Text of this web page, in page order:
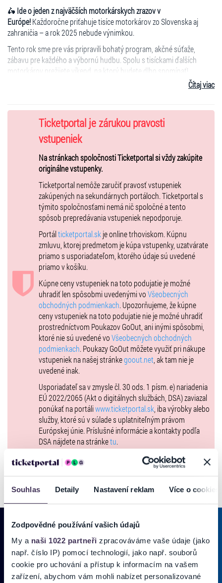
Souhlas Detaily Nastavení reklam Více o cookies
Zodpovědné používání vašich údajů
My a naši 1022 partneři zpracováváme vaše údaje (jako
např. číslo IP) pomocí technologií, jako např. souborů
cookie pro uchování a přístup k informacím na vašem
zařízení, abychom vám mohli nabízet personalizované
🛵 Ide o jeden z najväčších motorkárskych zrazov v
Európe!Každoročne priťahuje tisíce motorkárov zo Slovenska aj
zahraničia – a rok 2025 nebude výnimkou.
Tento rok sme pre vás pripravili bohatý program, akčné súťaže,
zábavu pre každého a výbornú hudbu. Spolu s tisíckami ďalších
motorkárov prežijete víkend, na ktorý budete dlho spomínať!
sledujtewww.zrazmotorkarov.ska naše sociálne siete!
ÚČINKUJÚCI & SPRIEVODNÝ PROGRAM
Tento rok vás čaká výbušná kombinácia hudby, adrenalínu a
nezabudnuteľných zážitkov!
Na hlavnom pódiu a v areáli vystúpia:
HUDBA:
AC/CZ – Top Tribute AC/DC
Peter Bič Projekt
Alan Murin
Billy Barman
Polemic
Svedkovia Liehovovi
SHOW & ATRAKCIE:
Special Brothers Show – profesionálni kaskadéri
Wheelie Machine – trenažér jazdy na zadnom kolese
Jazdci Rally Dakar – debaty, zážitky, podpisy
Debaty a workshopy – motorkárska komunita a hostia
Zóna pre gumovanie – CONTINENTAL
SPOLOČNÉ JAZDY:
Spoločný prejazd centrom mesta Michalovce
Veľká spanilá jazda okolo Zemplínskej šíravy
BOHATÁ TOMBOLA – HLAVNÁ CENA MOTOCYKEL!
A to zďaleka nie je všetko – čaká vás ešte omnoho viac!
VSTUPENKY A KATEGÓRIE
MOTORKÁRI– každý motorkár aj spolujazdec musí mať vlastnú
vstupenku (1 osoba = 1 vstupenka).
(ako vodič alebo spolujazdec).
🎁 V cene vstupenky:
vstup na podujatie
pamätné tričko s logom zrazu (len pri zakúpení vstupenky do 10. 8.
2025 – veľkosť si vyberáte pri nákupe, zmena neskôr nie je možná)
pamätná nálepka (aj pri neskoršom nákupe)
🛑 Tričko a nálepku si vyzdvihnete pri registrácii motorkárov, kde si
výmenou za vstupenku vyzdvihnete identifikačný náramok a voucher
Čítaj viac
Ticketportal je zárukou pravosti
vstupeniek
Na stránkach spoločnosti Ticketportal si vždy zakúpite
originálne vstupenky.
Ticketportal nemôže zaručiť pravosť vstupeniek
zakúpených na sekundárnych portáloch. Ticketportal s
týmito spoločnosťami nemá nič spoločné a tento
spôsob prepredávania vstupeniek nepodporuje.
Portálticketportal.sk je online trhoviskom. Kúpnu
zmluvu, ktorej predmetom je kúpa vstupenky, uzatvárate
priamo s usporiadateľom, ktorého údaje sú uvedené
priamo v košíku.
Kúpne ceny vstupeniek na toto podujatie je možné
uhradiť len spôsobmi uvedenými voVšeobecných
obchodných podmienkach. Upozorňujeme, že kúpne
ceny vstupeniek na toto podujatie nie je možné uhradiť
prostredníctvom Poukazov GoOut, ani inými spôsobmi,
ktoré nie sú uvedené voVšeobecných obchodných
podmienkach. Poukazy GoOut môžete využiť pri nákupe
vstupeniek na našej stránkegoout.net , ak tam nie je
uvedené inak.
Usporiadateľ sa v zmysle čl. 30 ods. 1 písm. e) nariadenia
EÚ 2022/2065 (Akt o digitálnych službách, DSA) zaviazal
ponúkať na portáliwww.ticketportal.sk , iba výrobky alebo
služby, ktoré sú v súlade s uplatniteľným právom
Európskej únie. Príslušné informácie a kontakty podľa
DSA nájdete na stránketu.
PRIHLÁSIŤ SA KODBERU NOVINIEK
Pridajte sa do zoznamu odberateľov a doručte si najnovšie špeciálne